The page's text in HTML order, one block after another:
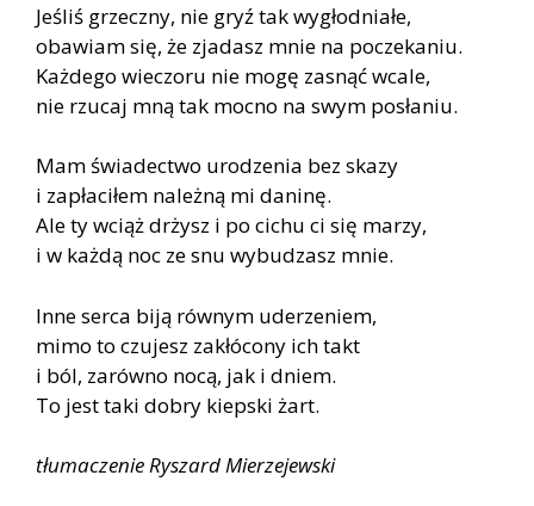
Jeśliś grzeczny, nie gryź tak wygłodniałe,
obawiam się, że zjadasz mnie na poczekaniu.
Każdego wieczoru nie mogę zasnąć wcale,
nie rzucaj mną tak mocno na swym posłaniu.
Mam świadectwo urodzenia bez skazy
i zapłaciłem należną mi daninę.
Ale ty wciąż drżysz i po cichu ci się marzy,
i w każdą noc ze snu wybudzasz mnie.
Inne serca biją równym uderzeniem,
mimo to czujesz zakłócony ich takt
i ból, zarówno nocą, jak i dniem.
To jest taki dobry kiepski żart.
tłumaczenie Ryszard Mierzejewski